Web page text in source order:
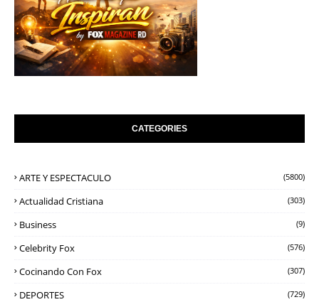
CATEGORIES
ARTE Y ESPECTACULO (5800)
Actualidad Cristiana (303)
Business (9)
Celebrity Fox (576)
Cocinando Con Fox (307)
DEPORTES (729)